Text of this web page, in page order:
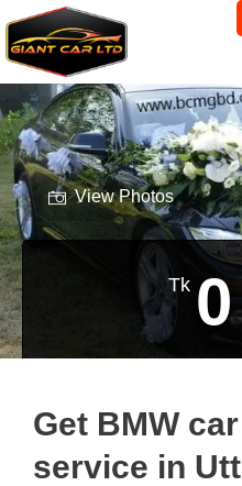
View Photos
Tk 0
Get BMW
service in